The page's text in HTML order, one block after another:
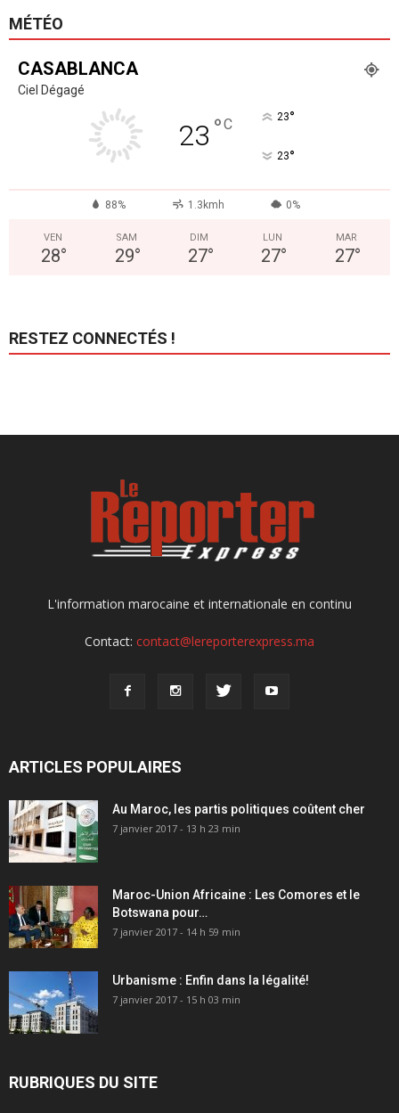
MÉTÉO
CASABLANCA
Ciel Dégagé
23 °C 23°
23°
88% 1.3kmh 0%
VEN
28°
SAM
29°
DIM
27°
LUN
27°
MAR
27°
RESTEZ CONNECTÉS !
L'information marocaine et internationale en continu
Contact: contact@lereporterexpress.ma
ARTICLES POPULAIRES
Au Maroc, les partis politiques coûtent cher
7 janvier 2017 - 13 h 23 min
Maroc-Union Africaine : Les Comores et le
Botswana pour…
7 janvier 2017 - 14 h 59 min
Urbanisme : Enfin dans la légalité!
7 janvier 2017 - 15 h 03 min
RUBRIQUES DU SITE